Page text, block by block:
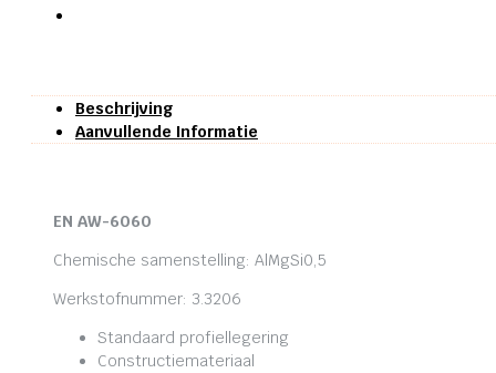
Beschrijving
Aanvullende Informatie
EN AW-6060
Chemische samenstelling: AlMgSi0,5
Werkstofnummer: 3.3206
Standaard profiellegering
Constructiemateriaal